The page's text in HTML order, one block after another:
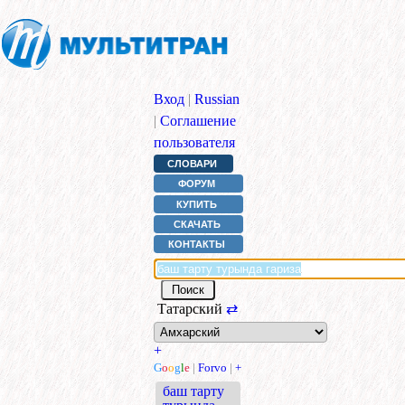
Вход | Russian
| Соглашение
пользователя
СЛОВАРИ
ФОРУМ
КУПИТЬ
СКАЧАТЬ
КОНТАКТЫ
Татарский ⇄
+
Google | Forvo | +
баш тарту